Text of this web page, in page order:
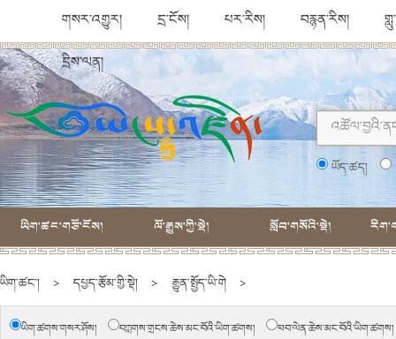
གསར་འགྱུར། དྲ་ངོས། པར་རིས། བརྙན་རིས།
དྲིས་ལན།
ཡོད་ཚད།
ཡིག་ཚང་གཙོ་ངོས། ལོ་རྒྱུས་ཀྱི་སྡེ། སློབ་གསོའི་སྡེ།
ཡིག་ཚང་། > དཔྱད་རྩོམ་གྱི་སྡེ། > རྒྱུན་སྤྱོད་ཡི་གེ >
ཡིག་ཚགས་གསར་ཤོས། བཀླགས་གྲངས་ཆེས་མང་བོའི་ཡིག་ཚགས། ཕབ་ལེན་ཆེས་མང་བོའི་ཡིག་ཚགས།